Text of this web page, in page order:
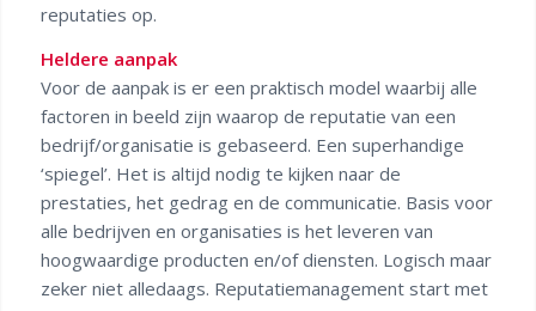
reputaties op.
Heldere aanpak
Voor de aanpak is er een praktisch model waarbij alle
factoren in beeld zijn waarop de reputatie van een
bedrijf/organisatie is gebaseerd. Een superhandige
‘spiegel’. Het is altijd nodig te kijken naar de
prestaties, het gedrag en de communicatie. Basis voor
alle bedrijven en organisaties is het leveren van
hoogwaardige producten en/of diensten. Logisch maar
zeker niet alledaags. Reputatiemanagement start met